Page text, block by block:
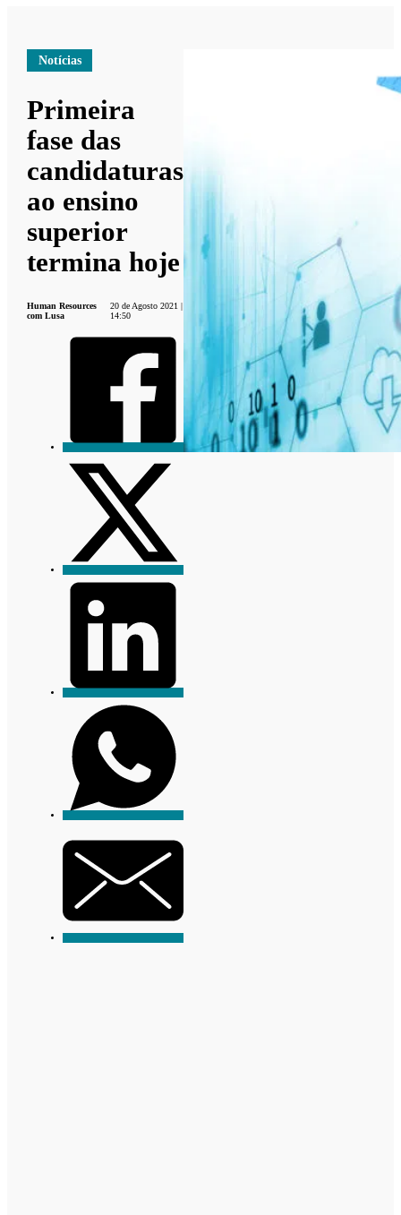
Notícias
Primeira
fase das
candidaturas
ao ensino
superior
termina hoje
Human Resources
com Lusa
20 de Agosto 2021 |
14:50